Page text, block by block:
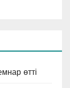
өтті